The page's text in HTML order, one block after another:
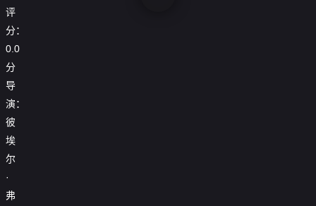
评
分：
0.0
分
导
演：
彼
埃
尔
·
弗